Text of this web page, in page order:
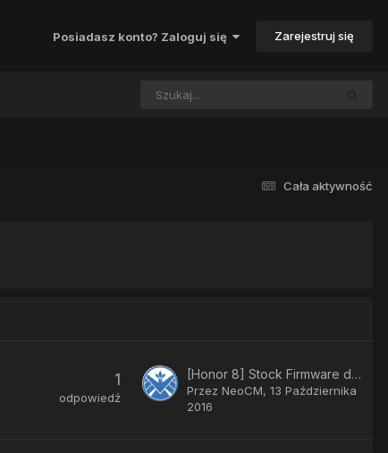
Posiadasz konto? Zaloguj się Zarejestruj się
Cała aktywność
1
odpowiedź
[Honor 8] Stock Firmware do pobrania
Przez NeoCM, 13 Października
2016